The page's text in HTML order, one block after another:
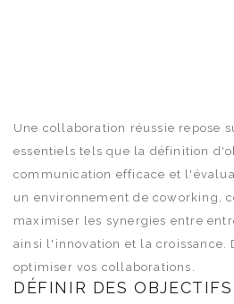
Une collaboration réussie repose
essentiels tels que la définition
communication efficace et
un environnement de coworking,
maximiser les synergies entre
ainsi l'innovation et la croissance.
optimiser vos collaborations.
DÉFINIR DES